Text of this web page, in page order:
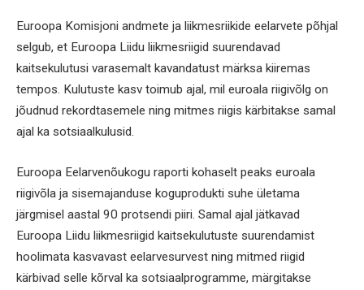
Euroopa Komisjoni andmete ja liikmesriikide eelarvete põhjal
selgub, et Euroopa Liidu liikmesriigid suurendavad
kaitsekulutusi varasemalt kavandatust märksa kiiremas
tempos. Kulutuste kasv toimub ajal, mil euroala riigivõlg on
jõudnud rekordtasemele ning mitmes riigis kärbitakse samal
ajal ka sotsiaalkulusid.
Euroopa Eelarvenõukogu raporti kohaselt peaks euroala
riigivõla ja sisemajanduse koguprodukti suhe ületama
järgmisel aastal 90 protsendi piiri. Samal ajal jätkavad
Euroopa Liidu liikmesriigid kaitsekulutuste suurendamist
hoolimata kasvavast eelarvesurvest ning mitmed riigid
kärbivad selle kõrval ka sotsiaalprogramme, märgitakse